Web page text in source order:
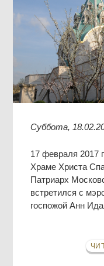
Суббота,
17 февраля 2017
Храме Христа
Патриарх
встретился с
госпожой Анн